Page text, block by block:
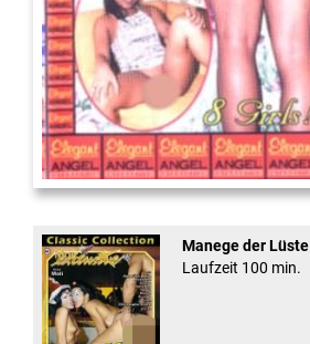
Sugar Walls #24
Manege der Lüste
Laufzeit 100 min.